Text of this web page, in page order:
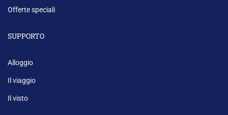
Offerte speciali
SUPPORTO
Alloggio
Il viaggio
Il visto